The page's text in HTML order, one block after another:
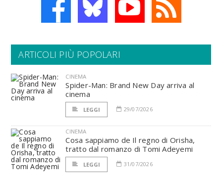
ARTICOLI PIÙ POPOLARI
CINEMA
Spider-Man: Brand New Day arriva al
cinema
LEGGI 29/07/2026
CINEMA
Cosa sappiamo de Il regno di Orisha,
tratto dal romanzo di Tomi Adeyemi
LEGGI 31/07/2026